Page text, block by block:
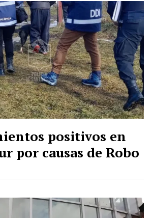
positivos en
por causas de Robo